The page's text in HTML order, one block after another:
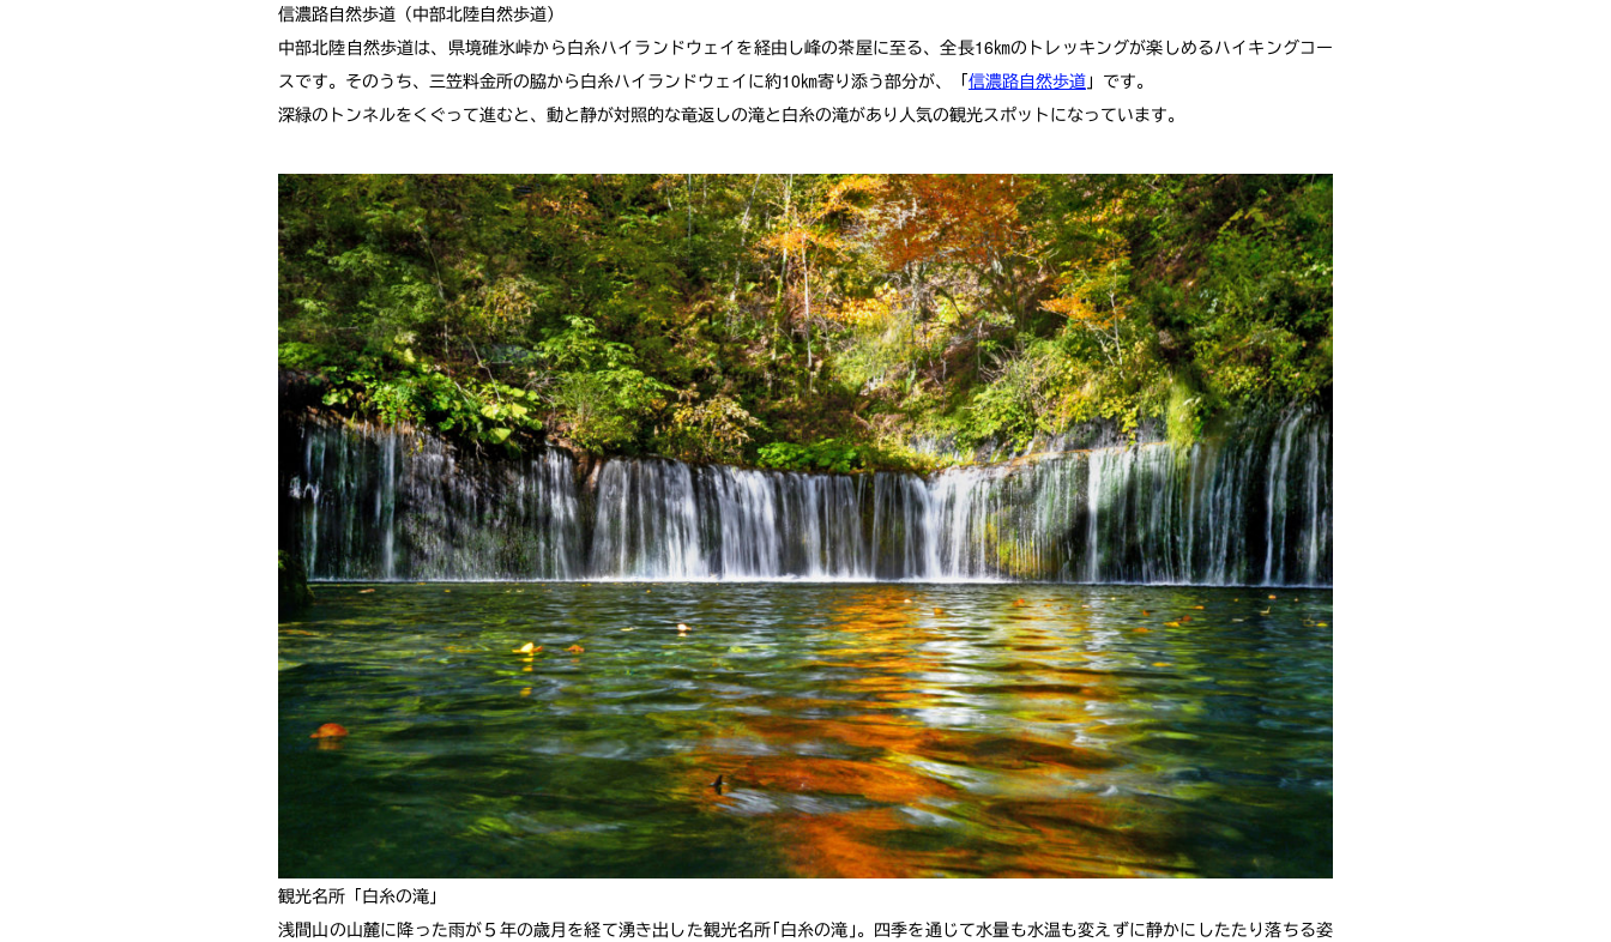
信濃路自然歩道（中部北陸自然歩道）
中部北陸自然歩道は、県境碓氷峠から白糸ハイランドウェイを経由し峰の茶屋に至る、全長16㎞のトレッキングが楽しめるハイキングコー
スです。そのうち、三笠料金所の脇から白糸ハイランドウェイに約10㎞寄り添う部分が、「信濃路自然歩道 」です。
深緑のトンネルをくぐって進むと、動と静が対照的な竜返しの滝と白糸の滝があり人気の観光スポットになっています。
観光名所「白糸の滝」
浅間山の山麓に降った雨が５年の歳月を経て湧き出した観光名所｢白糸の滝｣。四季を通じて水量も水温も変えずに静かにしたたり落ちる姿